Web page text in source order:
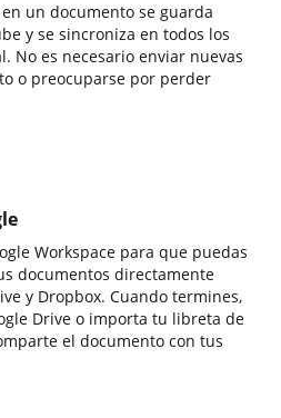
un documento se guarda
y se sincroniza en todos los
No es necesario enviar nuevas
o preocuparse por perder
Workspace para que puedas
documentos directamente
y Dropbox. Cuando termines,
Drive o importa tu libreta de
el documento con tus